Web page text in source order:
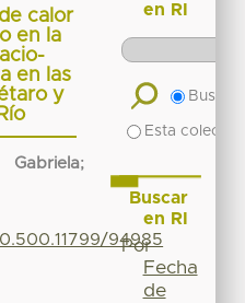
calor
en la
en las
y
;
94985
en RI
Buscar
Esta
Buscar
en RI
Por
Fecha
de